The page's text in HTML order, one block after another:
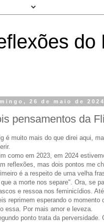
do
26 de maio de 2024
pensamentos da
é muito mais do que direi aqui,
como em 2023, em 2024
reflexões, mas dois pontos me
é a respeito de uma velha
a morte nos separe". Ora, se
e ressoa nos feminicídios.
reprimem esperando o
essa. Por mais amor e leveza.
ponto trata da perversidade.